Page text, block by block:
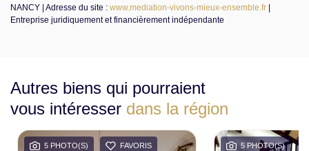
NANCY | Adresse du site : www.mediation-vivons-mieux-ensemble.fr
Entreprise juridiquement et financièrement indépendante
Autres biens qui pourraient
vous intéresser dans la région
5 PHOTO(S) FAVORIS 5 PHOTO(S)